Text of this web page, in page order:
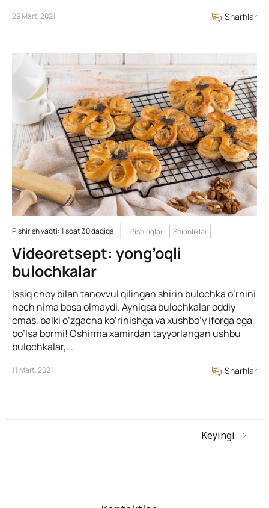
29 Mart, 2021 Sharhlar
Pishirish vaqti: 1 soat 30 daqiqa Pishiriqlar Shirinliklar
Videoretsept: yong’oqli
bulochkalar
Issiq choy bilan tanovvul qilingan shirin bulochka o’rnini
hech nima bosa olmaydi. Ayniqsa bulochkalar oddiy
emas, balki o’zgacha ko’rinishga va xushbo’y iforga ega
bo’lsa bormi! Oshirma xamirdan tayyorlangan ushbu
bulochkalar,...
11 Mart, 2021 Sharhlar
Keyingi